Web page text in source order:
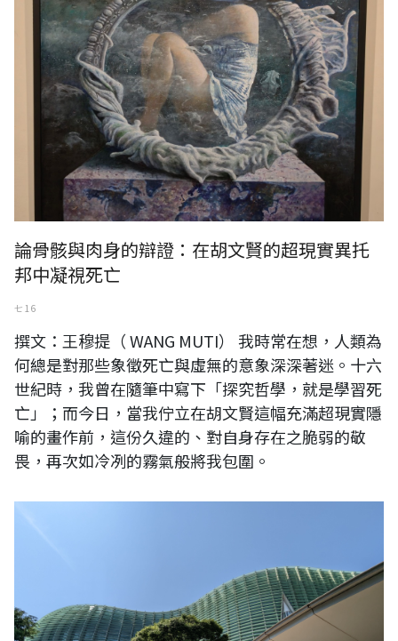
論骨骸與肉身的辯證：在胡文賢的超現實異托
邦中凝視死亡
七 16
撰文：王穆提（ WANG MUTI） 我時常在想，人類為
何總是對那些象徵死亡與虛無的意象深深著迷。十六
世紀時，我曾在隨筆中寫下「探究哲學，就是學習死
亡」；而今日，當我佇立在胡文賢這幅充滿超現實隱
喻的畫作前，這份久違的、對自身存在之脆弱的敬
畏，再次如冷冽的霧氣般將我包圍。